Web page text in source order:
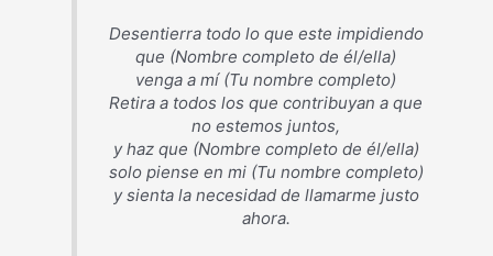
Desentierra todo lo que este impidiendo
que (Nombre completo de él/ella)
venga a mí (Tu nombre completo)
Retira a todos los que contribuyan a que
no estemos juntos,
y haz que (Nombre completo de él/ella)
solo piense en mi (Tu nombre completo)
y sienta la necesidad de llamarme justo
ahora.